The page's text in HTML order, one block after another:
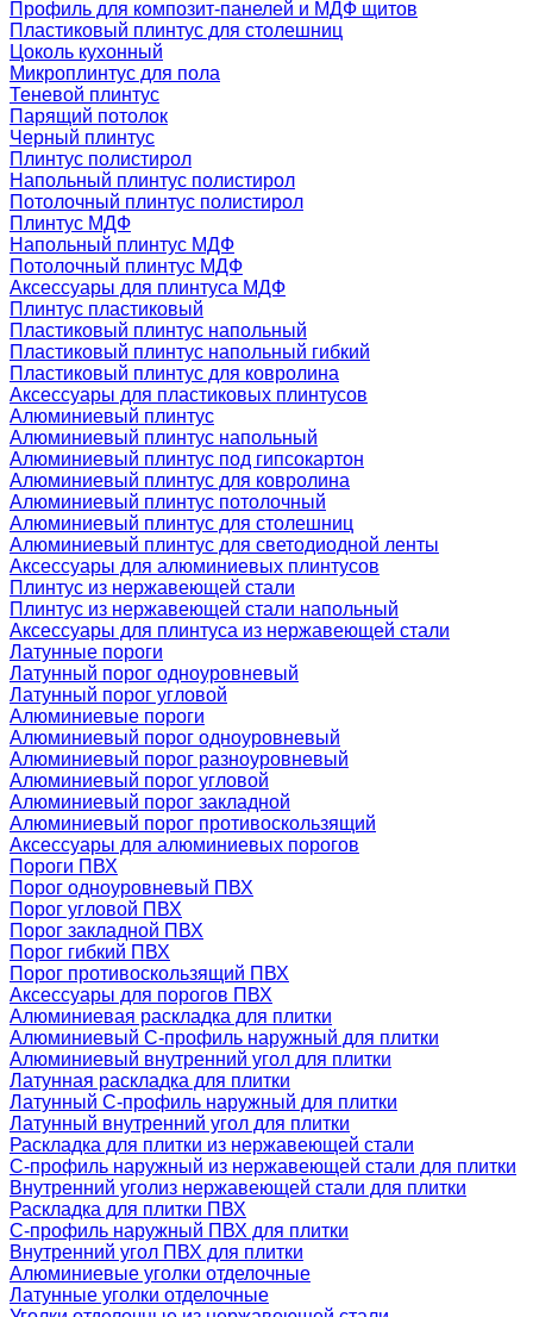
Профиль для композит-панелей и МДФ щитов
Пластиковый плинтус для столешниц
Цоколь кухонный
Микроплинтус для пола
Теневой плинтус
Парящий потолок
Черный плинтус
Плинтус полистирол
Напольный плинтус полистирол
Потолочный плинтус полистирол
Плинтус МДФ
Напольный плинтус МДФ
Потолочный плинтус МДФ
Аксессуары для плинтуса МДФ
Плинтус пластиковый
Пластиковый плинтус напольный
Пластиковый плинтус напольный гибкий
Пластиковый плинтус для ковролина
Аксессуары для пластиковых плинтусов
Алюминиевый плинтус
Алюминиевый плинтус напольный
Алюминиевый плинтус под гипсокартон
Алюминиевый плинтус для ковролина
Алюминиевый плинтус потолочный
Алюминиевый плинтус для столешниц
Алюминиевый плинтус для светодиодной ленты
Аксессуары для алюминиевых плинтусов
Плинтус из нержавеющей стали
Плинтус из нержавеющей стали напольный
Аксессуары для плинтуса из нержавеющей стали
Латунные пороги
Латунный порог одноуровневый
Латунный порог угловой
Алюминиевые пороги
Алюминиевый порог одноуровневый
Алюминиевый порог разноуровневый
Алюминиевый порог угловой
Алюминиевый порог закладной
Алюминиевый порог противоскользящий
Аксессуары для алюминиевых порогов
Пороги ПВХ
Порог одноуровневый ПВХ
Порог угловой ПВХ
Порог закладной ПВХ
Порог гибкий ПВХ
Порог противоскользящий ПВХ
Аксессуары для порогов ПВХ
Алюминиевая раскладка для плитки
Алюминиевый С-профиль наружный для плитки
Алюминиевый внутренний угол для плитки
Латунная раскладка для плитки
Латунный С-профиль наружный для плитки
Латунный внутренний угол для плитки
Раскладка для плитки из нержавеющей стали
С-профиль наружный из нержавеющей стали для плитки
Внутренний уголиз нержавеющей стали для плитки
Раскладка для плитки ПВХ
С-профиль наружный ПВХ для плитки
Внутренний угол ПВХ для плитки
Алюминиевые уголки отделочные
Латунные уголки отделочные